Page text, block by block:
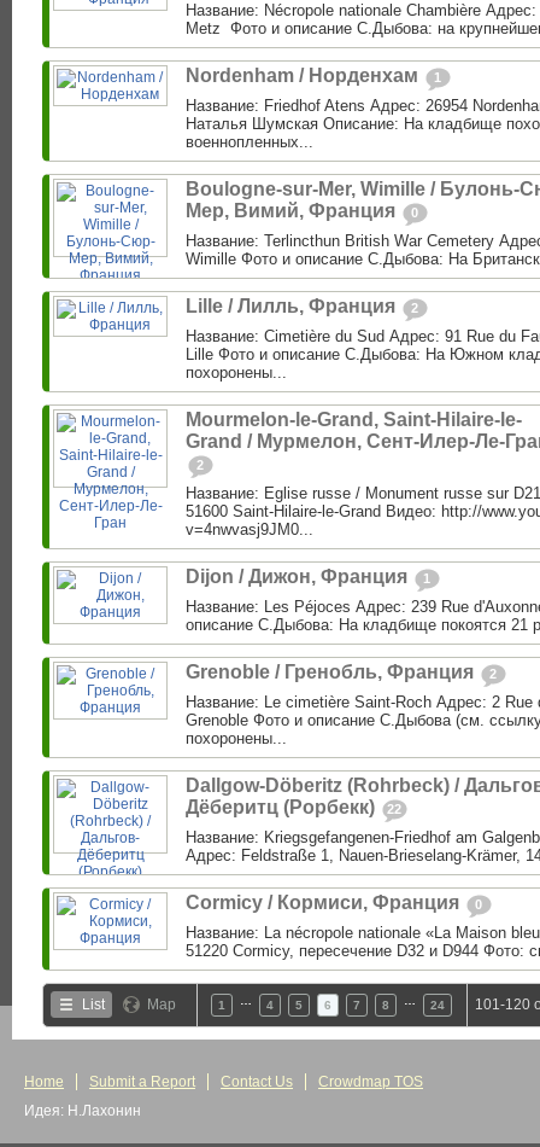
Название: Nécropole nationale Chambière
Metz ‎ Фото и описание С.Дыбова: на
Nordenham / Норденхам 1
Название: Friedhof Atens Адрес: 26954
Наталья Шумская Описание: На кладбище
военнопленных...
Boulogne-sur-Mer, Wimille / Булонь-
Мер, Вимий, Франция
0
Название: Terlincthun British War Cemetery
Wimille Фото и описание С.Дыбова: На
Lille / Лилль, Франция 2
Название: Cimetière du Sud Адрес: 91 Rue du
Lille Фото и описание С.Дыбова: На Южном
похоронены...
Mourmelon-le-Grand, Saint-Hilaire-le-
Grand / Мурмелон, Сент-Илер-Ле-
2
Название: Eglise russe / Monument russe sur
51600 Saint-Hilaire-le-Grand Видео: http://
v=4nwvasj9JM0...
Dijon / Дижон, Франция 1
Название: Les Péjoces Адрес: 239 Rue
описание С.Дыбова: На кладбище покоятся 21
Grenoble / Гренобль, Франция 2
Название: Le cimetière Saint-Roch Адрес: 2 Rue
Grenoble Фото и описание С.Дыбова (см.
похоронены...
Dallgow-Döberitz (Rohrbeck) /
Дёберитц (Рорбекк)
22
Название: Kriegsgefangenen-Friedhof am
Адрес: Feldstraße 1, Nauen-Brieselang-Krämer,
Cormicy / Кормиси, Франция 0
Название: La nécropole nationale «La Maison
51220 Cormicy, пересечение D32 и D944 Фото:
List Map 1 4 5 6 7 8 24 101-120
Home Submit a Report Contact Us
Crowdmap TOS
Идея: Н.Лахонин